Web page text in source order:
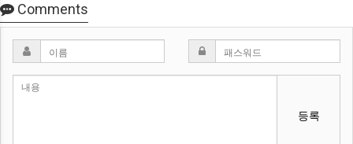
Comments
등록